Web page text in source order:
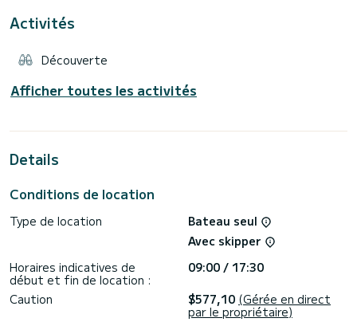
Activités
Découverte
Afficher toutes les activités
Details
Conditions de location
Type de location
Bateau seul
Avec skipper
Horaires indicatives de
début et fin de location :
09:00 / 17:30
Caution
$577,10 (Gérée en direct
par le propriétaire)